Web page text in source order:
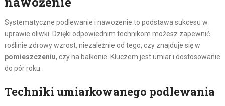
Systematyczne podlewanie i nawożenie to podstawa sukcesu w
uprawie oliwki. Dzięki odpowiednim technikom możesz zapewnić
roślinie zdrowy wzrost, niezależnie od tego, czy znajduje się w
pomieszczeniu, czy na balkonie. Kluczem jest umiar i dostosowanie
do pór roku.
Techniki umiarkowanego podlewania